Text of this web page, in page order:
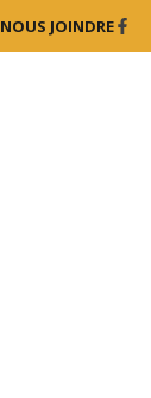
NOUS JOINDRE